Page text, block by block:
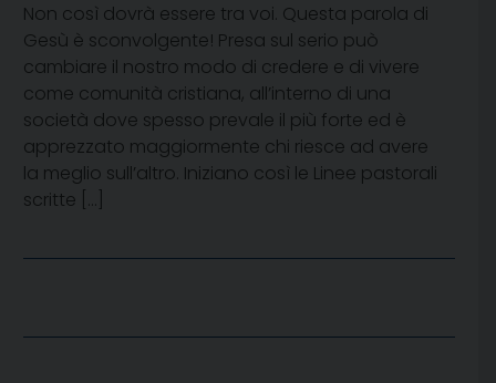
Non così dovrà essere tra voi. Questa parola di
Gesù è sconvolgente! Presa sul serio può
cambiare il nostro modo di credere e di vivere
come comunità cristiana, all’interno di una
società dove spesso prevale il più forte ed è
apprezzato maggiormente chi riesce ad avere
la meglio sull’altro. Iniziano così le Linee pastorali
scritte […]